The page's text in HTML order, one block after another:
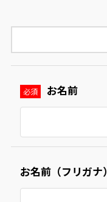
必須 お名前
お名前（フリガナ）